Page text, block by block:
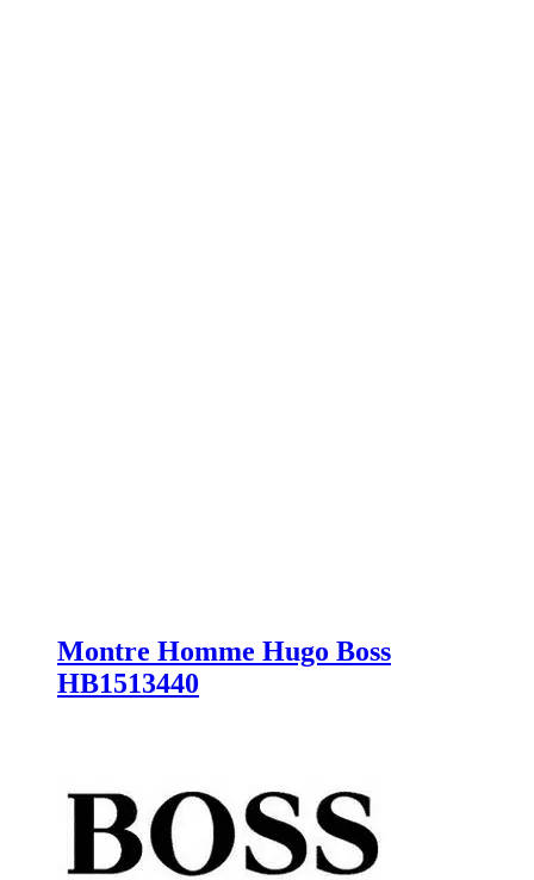
Montre Homme Hugo Boss
HB1513440